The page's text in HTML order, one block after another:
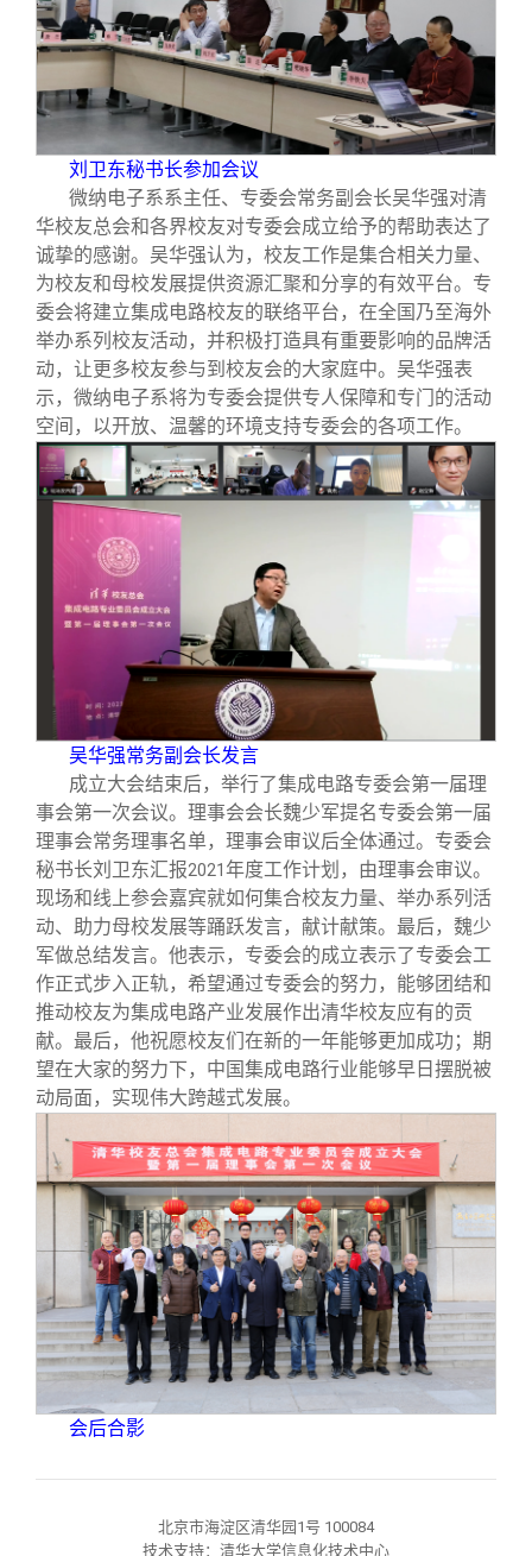
刘卫东秘书长参加会议
微纳电子系系主任、专委会常务副会长吴华强对清
华校友总会和各界校友对专委会成立给予的帮助表达了
诚挚的感谢。吴华强认为，校友工作是集合相关力量、
为校友和母校发展提供资源汇聚和分享的有效平台。专
委会将建立集成电路校友的联络平台，在全国乃至海外
举办系列校友活动，并积极打造具有重要影响的品牌活
动，让更多校友参与到校友会的大家庭中。吴华强表
示，微纳电子系将为专委会提供专人保障和专门的活动
空间，以开放、温馨的环境支持专委会的各项工作。
吴华强常务副会长发言
成立大会结束后，举行了集成电路专委会第一届理
事会第一次会议。理事会会长魏少军提名专委会第一届
理事会常务理事名单，理事会审议后全体通过。专委会
秘书长刘卫东汇报2021 年度工作计划，由理事会审议。
现场和线上参会嘉宾就如何集合校友力量、举办系列活
动、助力母校发展等踊跃发言，献计献策。最后，魏少
军做总结发言。他表示，专委会的成立表示了专委会工
作正式步入正轨，希望通过专委会的努力，能够团结和
推动校友为集成电路产业发展作出清华校友应有的贡
献。最后，他祝愿校友们在新的一年能够更加成功；期
望在大家的努力下，中国集成电路行业能够早日摆脱被
动局面，实现伟大跨越式发展。
会后合影
北京市海淀区清华园1号 100084
技术支持：清华大学信息化技术中心